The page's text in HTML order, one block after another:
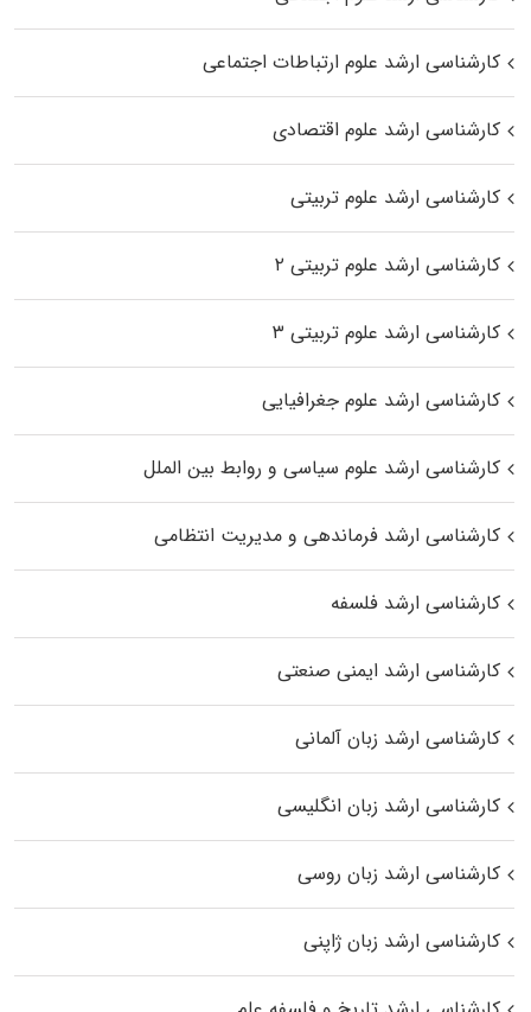
کارشناسی ارشد علوم ارتباطات اجتماعی
کارشناسی ارشد علوم اقتصادی
کارشناسی ارشد علوم تربیتی
کارشناسی ارشد علوم تربیتی ۲
کارشناسی ارشد علوم تربیتی ۳
کارشناسی ارشد علوم جغرافیایی
کارشناسی ارشد علوم سیاسی و روابط بین الملل
کارشناسی ارشد فرماندهی و مدیریت انتظامی
کارشناسی ارشد فلسفه
کارشناسی ارشد ایمنی صنعتی
کارشناسی ارشد زبان آلمانی
کارشناسی ارشد زبان انگلیسی
کارشناسی ارشد زبان روسی
کارشناسی ارشد زبان ژاپنی